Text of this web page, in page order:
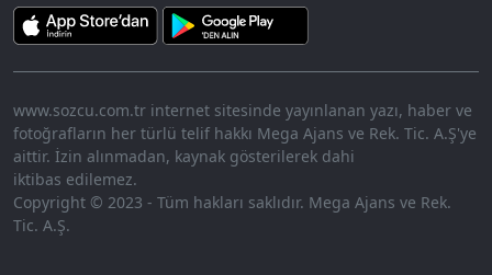
www.sozcu.com.tr internet sitesinde yayınlanan yazı, haber ve
fotoğrafların her türlü telif hakkı Mega Ajans ve Rek. Tic. A.Ş'ye
aittir. İzin alınmadan, kaynak gösterilerek dahi
iktibas edilemez.
Copyright © 2023 - Tüm hakları saklıdır. Mega Ajans ve Rek.
Tic. A.Ş.